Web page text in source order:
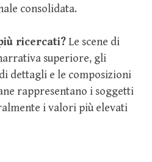
consolidata.
ricercati?Le scene di
superiore, gli
dettagli e le composizioni
rappresentano i soggetti
i valori più elevati